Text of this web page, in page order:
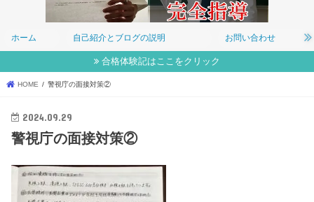
ホーム 自己紹介とブログの説明 お問い合わせ
合格体験記はここをクリック
HOME 警視庁の面接対策②
2024.09.29
警視庁の面接対策②